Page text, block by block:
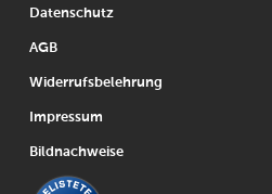
Datenschutz
AGB
Widerrufsbelehrung
Impressum
Bildnachweise